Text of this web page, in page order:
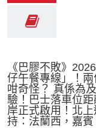
《巴膠不敗》
仔午餐專線」！
咁奇怪？ 真係為
驗！巴士落車位
岸正式啟用！北
持：法蘭西，嘉